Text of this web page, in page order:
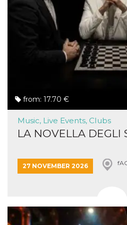
from: 17.70 €
Music, Live Events, Clubs
LA NOVELLA DEGLI
27 NOVEMBER 2026